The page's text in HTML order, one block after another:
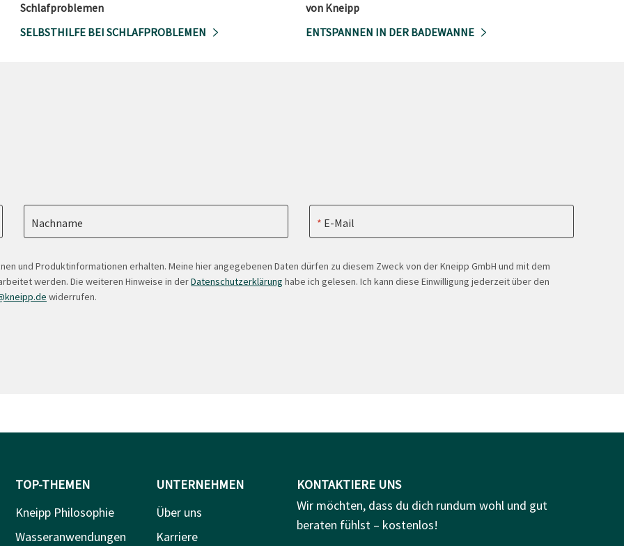
Schlafproblemen
SELBSTHILFE BEI SCHLAFPROBLEMEN
von Kneipp
ENTSPANNEN IN DER BADEWANNE
Nachname E-Mail
und Produktinformationen erhalten. Meine hier angegebenen Daten dürfen zu diesem Zweck von der Kneipp GmbH und mit dem
werden. Die weiteren Hinweise in derDatenschutzerklärung habe ich gelesen. Ich kann diese Einwilligung jederzeit über den
widerrufen.
TOP-THEMEN
Kneipp Philosophie
Wasseranwendungen
UNTERNEHMEN
Über uns
Karriere
KONTAKTIERE UNS
Wir möchten, dass du dich rundum wohl und gut
beraten fühlst – kostenlos!